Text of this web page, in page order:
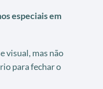
especiais em
visual, mas não
para fechar o